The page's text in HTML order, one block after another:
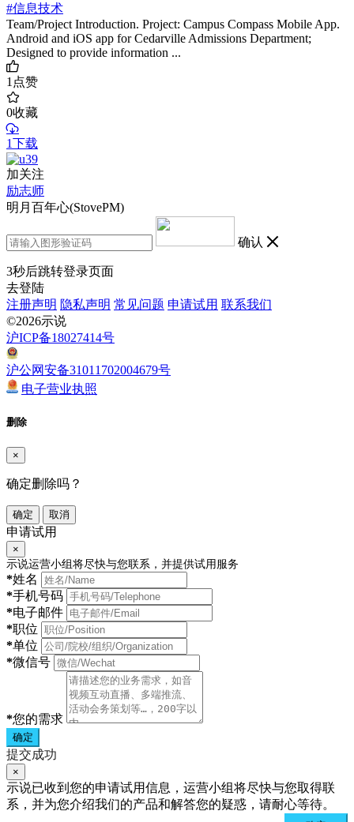
#信息技术
Team/Project Introduction. Project: Campus Compass Mobile App.
Android and iOS app for Cedarville Admissions Department;
Designed to provide information ...
1点赞
0收藏
1下载
加关注
励志师
明月百年心(StovePM)
确认
3秒后跳转登录页面
去登陆
注册声明 隐私声明 常见问题 申请试用 联系我们
©2026示说
沪ICP备18027414号
沪公网安备31011702004679号
电子营业执照
删除
×
确定删除吗？
确定 取消
申请试用
×
示说运营小组将尽快与您联系，并提供试用服务
*姓名
*手机号码
*电子邮件
*职位
*单位
*微信号
*您的需求
确定
提交成功
×
示说已收到您的申请试用信息，运营小组将尽快与您取得联
系，并为您介绍我们的产品和解答您的疑惑，请耐心等待。